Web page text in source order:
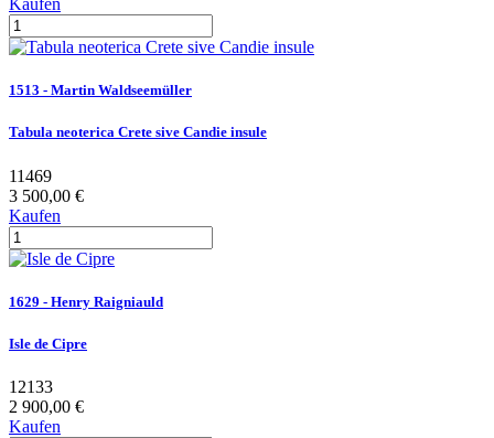
Kaufen
1513 - Martin Waldseemüller
Tabula neoterica Crete sive Candie insule
11469
3 500,00 €
Kaufen
1629 - Henry Raigniauld
Isle de Cipre
12133
2 900,00 €
Kaufen